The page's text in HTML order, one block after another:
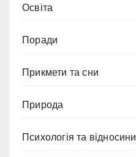
Освіта
Поради
Прикмети та сни
Природа
Психологія та відносини